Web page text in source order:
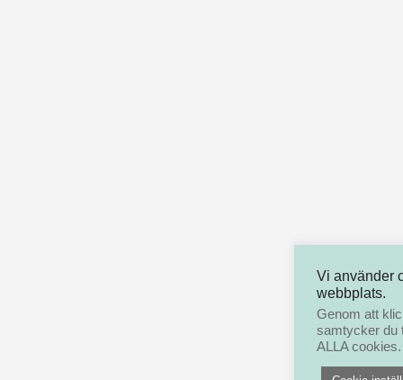
Vi använder
webbplats.
Genom att
samtycker du
ALLA cookies.